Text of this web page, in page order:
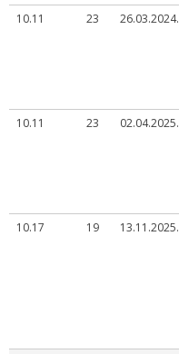
10.11
23 26.03.2024.
10.11
23 02.04.2025.
10.17
19 13.11.2025.